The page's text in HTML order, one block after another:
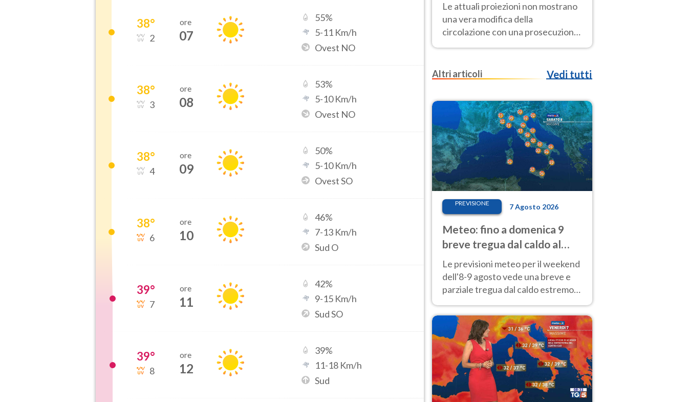
38°
2
ore
07
55%
5-11 Km/h
Ovest NO
38°
3
ore
08
53%
5-10Km/h
Ovest NO
38°
4
ore
09
50%
5-10Km/h
Ovest SO
38°
6
ore
10
46%
7-13 Km/h
Sud O
39°
7
ore
11
42%
9-15 Km/h
Sud SO
39°
8
ore
12
39%
11-18 Km/h
Sud
Le attuali proiezioni non mostrano
una vera modifica della
circolazione con una prosecuzione
del caldo fuori scala per molti
Ferragosto
Altri articoli Vedi tutti
PREVISIONE 7 Agosto 2026
Meteo: fino a domenica 9
breve tregua dal caldo al
Nord! Altrove calura e afa
Le previsioni meteo per il weekend
dell'8-9 agosto vede una breve e
parziale tregua dal caldo estremo
40 gradi.